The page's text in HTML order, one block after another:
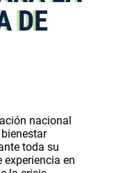
DE
nacional
toda su
experiencia en